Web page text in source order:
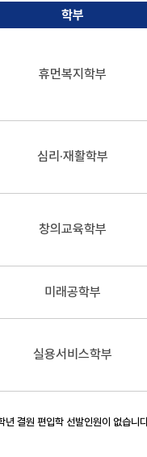
학부
휴먼복지학부
심리·재활학부
창의교육학부
미래공학부
실용서비스학부
결원 편입학 선발인원이 없습니